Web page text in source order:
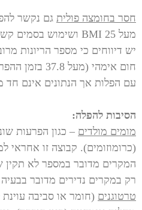
חסר בחומצה פולית גם נקשר
מעל BMI 25 ושימוש בסמים קשים כגון
יש דיווחים כי מספר הריונות
חום אימהי (מעל
עם הפלות אך הנתונים אינם חד
הסיבות להפלה:
מומים מולדים – כגון הפרעות
המקרים מדובר במספר לא תקין
רק במקרים נדירים מדובר
טרטוגנים (חומר או סביבה עוינת